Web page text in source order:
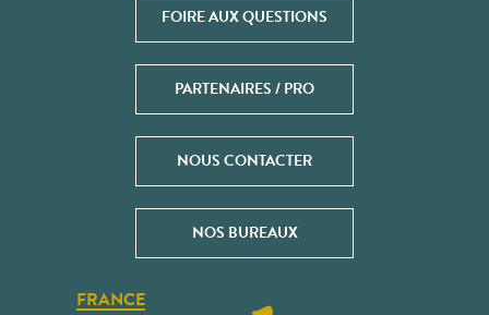
FOIRE AUX QUESTIONS
PARTENAIRES / PRO
NOUS CONTACTER
NOS BUREAUX
FRANCE